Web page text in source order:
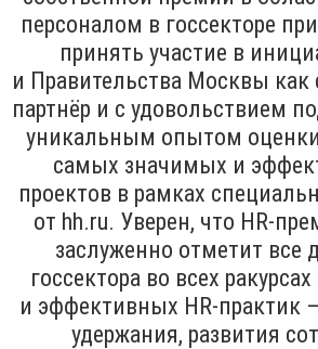
персоналом в госсекторе
принять участие в
и Правительства Москвы как
партнёр и с удовольствием
уникальным опытом
самых значимых и
проектов в рамках
от hh.ru. Уверен, что HR-
заслуженно отметит все
госсектора во всех
и эффективных HR-практик
удержания, развития